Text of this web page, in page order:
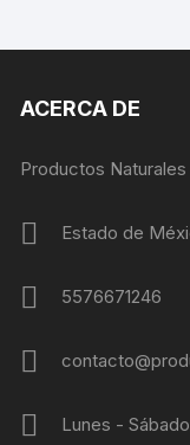
ACERCA DE
Productos
Estado de
5576671246
Lunes -